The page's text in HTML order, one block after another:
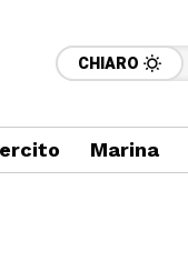
CHIARO
Marina